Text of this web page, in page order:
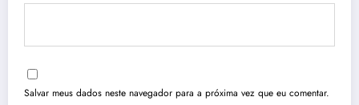
Salvar meus dados neste navegador para a próxima vez que eu comentar.